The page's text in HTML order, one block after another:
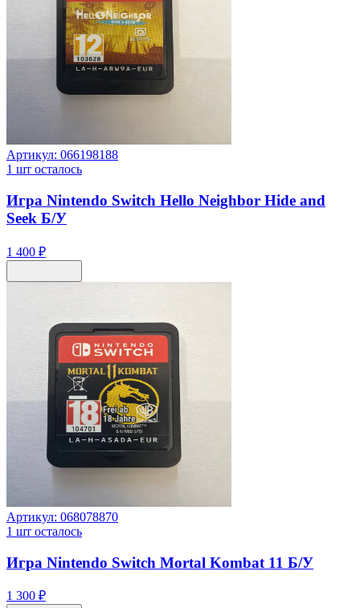
Артикул: 066198188
1 шт осталось
Игра Nintendo Switch Hello Neighbor Hide and
Seek Б/У
1 400 ₽
Артикул: 068078870
1 шт осталось
Игра Nintendo Switch Mortal Kombat 11 Б/У
1 300 ₽